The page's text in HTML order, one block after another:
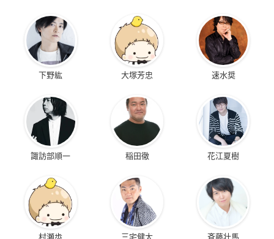
下野紘 大塚芳忠 速水奨
諏訪部順一 稲田徹 花江夏樹
村瀬歩 三宅健太 斉藤壮馬